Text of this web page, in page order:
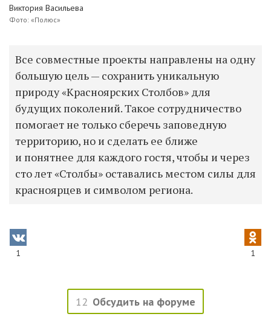
Виктория Васильева
Фото: «Полюс»
Все совместные проекты направлены на одну
большую цель — сохранить уникальную
природу «Красноярских Столбов» для
будущих поколений. Такое сотрудничество
помогает не только сберечь заповедную
территорию, но и сделать ее ближе
и понятнее для каждого гостя, чтобы и через
сто лет «Столбы» оставались местом силы для
красноярцев и символом региона.
1 1
12 Обсудить на форуме